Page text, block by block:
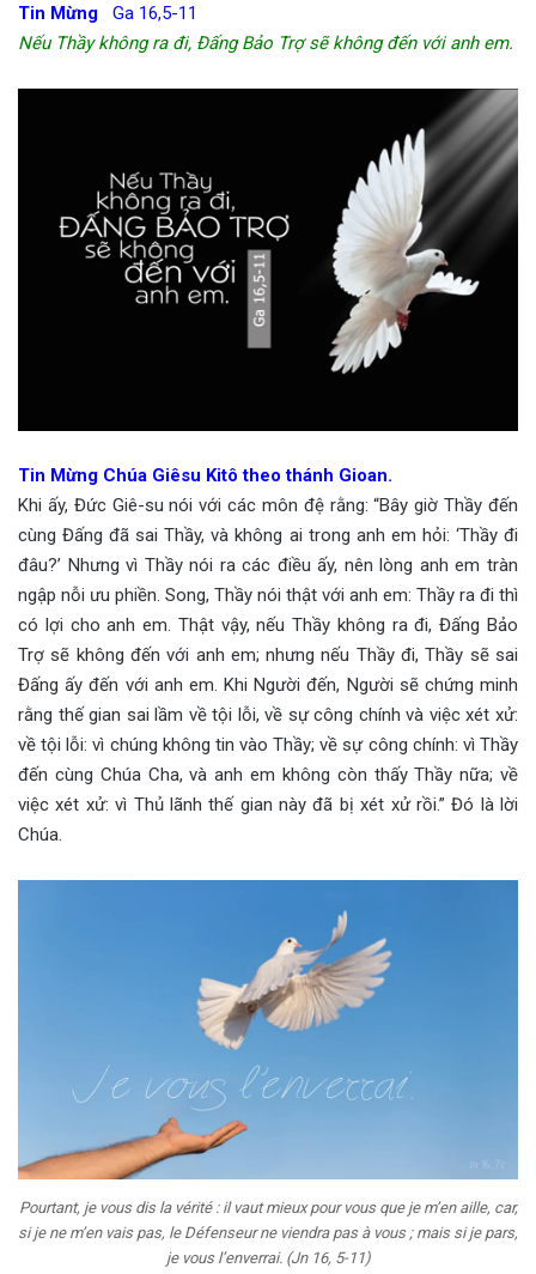
Tin Mừng Ga 16,5-11
Nếu Thầy không ra đi, Đấng Bảo Trợ sẽ không đến với anh em.
Tin Mừng Chúa Giêsu Kitô theo thánh Gioan.
Khi ấy, Đức Giê-su nói với các môn đệ rằng: “Bây giờ Thầy đến
cùng Đấng đã sai Thầy, và không ai trong anh em hỏi: ‘Thầy đi
đâu?’ Nhưng vì Thầy nói ra các điều ấy, nên lòng anh em tràn
ngập nỗi ưu phiền. Song, Thầy nói thật với anh em: Thầy ra đi thì
có lợi cho anh em. Thật vậy, nếu Thầy không ra đi, Đấng Bảo
Trợ sẽ không đến với anh em; nhưng nếu Thầy đi, Thầy sẽ sai
Đấng ấy đến với anh em. Khi Người đến, Người sẽ chứng minh
rằng thế gian sai lầm về tội lỗi, về sự công chính và việc xét xử:
về tội lỗi: vì chúng không tin vào Thầy; về sự công chính: vì Thầy
đến cùng Chúa Cha, và anh em không còn thấy Thầy nữa; về
việc xét xử: vì Thủ lãnh thế gian này đã bị xét xử rồi.” Đó là lời
Chúa.
Pourtant, je vous dis la vérité : il vaut mieux pour vous que je m’en aille, car,
si je ne m’en vais pas, le Défenseur ne viendra pas à vous ; mais si je pars,
je vous l’enverrai. (Jn 16, 5-11)